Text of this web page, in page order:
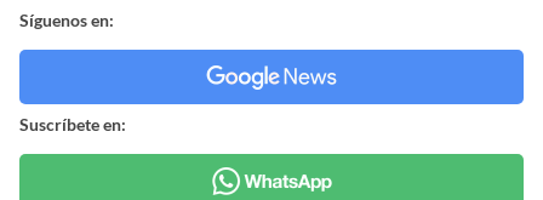
Síguenos en:
Suscríbete en: